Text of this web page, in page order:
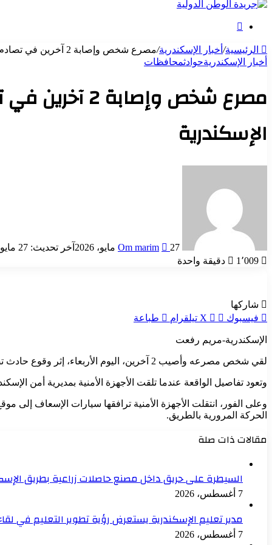
الرئيسية/ أخبار الإسكندرية/مصرع شخص وإصابة 2 آخرين في تصادم سيارة ملاكي بميكروباص بالطريق الصحراوي غرب الإسكندرية
أخبار الإسكندريةحوادثمحافظات
مصرع شخص
الإسكندرية
Om marim 27 مايو، 2026
آخر تحديث: 27 مايو، 2026
1٬009
دقيقة واحدة
شاركها
فيسبوك
‫X تيلقرام طباعة
الإسكندرية-مريم رفعت
لقي شخص مصرعه وأصيب 2 آخرين، اليوم الأربعاء، إثر وقوع حادث تصادم بين سيارة ملاكي وأخرى ميكروباص بالطريق الصحراوي غرب الإسكندرية.
وتعود تفاصيل الواقعة عندما تلقت الأجهزة الأمنية بمديرية أمن
وعلى الفور، انتقلت الأجهزة الأمنية ترافقها سيارات الإسعاف
الحركة المرورية بالطريق.
مقالات ذات صلة
السيطرة على حريق داخل مصنع حاصلات زراعية بطريق
7 أغسطس، 2026
مدير تعليم الإسكندرية يستعرض رؤية تطوير التعليم في
7 أغسطس، 2026